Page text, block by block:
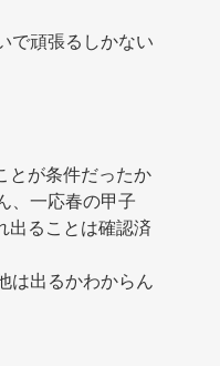
で頑張るしかない
、一応春の甲子
ることは確認済
は出るかわからん